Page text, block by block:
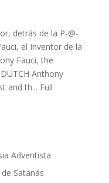
detrás de la P-@-
el Inventor de la
Fauci, the
Anthony
and th... Full
Adventista
de Satanás